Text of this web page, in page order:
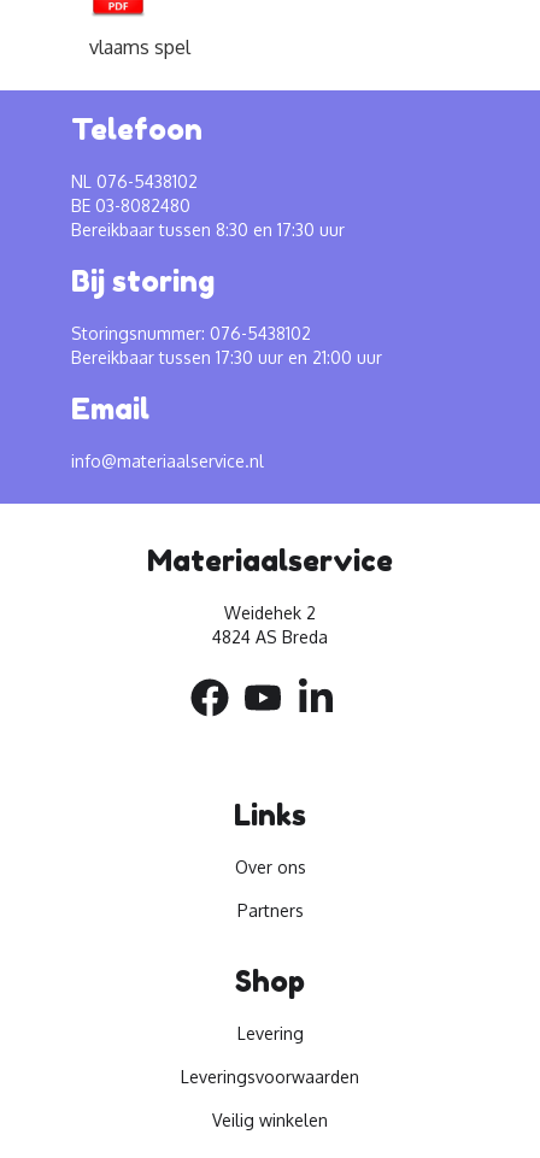
vlaams spel
Telefoon
NL 076-5438102
BE 03-8082480
Bereikbaar tussen 8:30 en 17:30 uur
Bij storing
Storingsnummer: 076-5438102
Bereikbaar tussen 17:30 uur en 21:00 uur
Email
info@materiaalservice.nl
Materiaalservice
Weidehek 2
4824 AS Breda
Links
Over ons
Partners
Shop
Levering
Leveringsvoorwaarden
Veilig winkelen